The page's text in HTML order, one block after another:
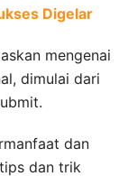
Digelar
mengenai
dimulai dari
dan
dan trik